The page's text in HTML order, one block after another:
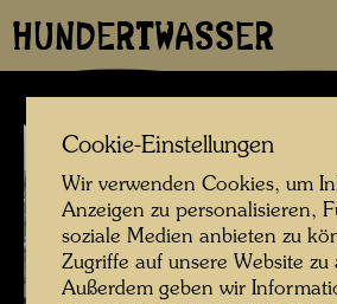
HUNDERTWASSER
Cookie-Einstellungen
Wir verwenden Cookies, um
Anzeigen zu personalisieren,
soziale Medien anbieten zu
Zugriffe auf unsere Website zu
Außerdem geben wir